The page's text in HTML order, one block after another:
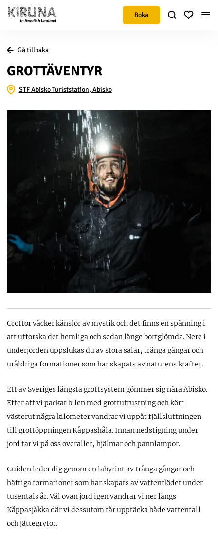
Boka
Gå tillbaka
GROTTÄVENTYR
STF Abisko Turiststation, Abisko
Grottor väcker känslor av mystik och det finns en spänning i
att utforska det hemliga och sedan länge bortglömda. Nere i
underjorden uppslukas du av stora salar, trånga gångar och
uråldriga formationer som har skapats av naturens krafter.
Ett av Sveriges längsta grottsystem gömmer sig nära Abisko.
Efter att vi packat bilen med grottutrustning och kört
västerut några kilometer vandrar vi uppåt fjällsluttningen
till grottöppningen Kåppashåla. Innan nedstigning under
jord tar vi på oss overaller, hjälmar och pannlampor.
Guiden leder dig genom en labyrint av trånga gångar och
häftiga formationer som har skapats av vattenflödet under
tusentals år. Väl ovan jord igen vandrar vi ner längs
Kåppasjåkka där vi dessutom får upptäcka både vattenfall
och jättegrytor.